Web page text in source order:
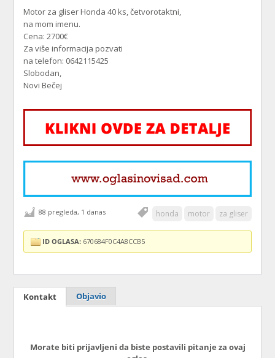
Motor za gliser Honda 40 ks, četvorotaktni,
na mom imenu.
Cena: 2700€
Za više informacija pozvati
na telefon: 0642115425
Slobodan,
Novi Bečej
honda motor za gliser
88 pregleda, 1 danas
ID OGLASA: 670684F0C4A8CCB5
Kontakt Objavio
Morate biti prijavljeni da biste postavili pitanje za ovaj